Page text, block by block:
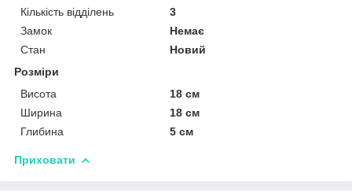
Кількість відділень
3
Замок
Немає
Стан
Новий
Розміри
Висота
18 см
Ширина
18 см
Глибина
5 см
Приховати